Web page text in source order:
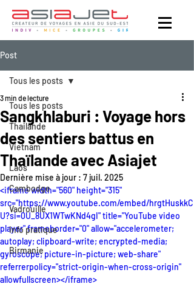
Post
Tous les posts
Thailande
Vietnam
Laos
Cambodge
Vadrouille
Info pratique
Birmanie
Tous les posts
Sangkhlaburi : Voyage hors
des sentiers battus en
Thaïlande avec Asiajet
3 min de lecture
Dernière mise à jour : 7 juil. 2025
<iframe width="560" height="315"
src="https://www.youtube.com/embed/hrgtHuskkC
U?si=0U_8UX1WTwKNd4gI" title="YouTube video
player" frameborder="0" allow="accelerometer;
autoplay; clipboard-write; encrypted-media;
gyroscope; picture-in-picture; web-share"
referrerpolicy="strict-origin-when-cross-origin"
allowfullscreen></iframe>